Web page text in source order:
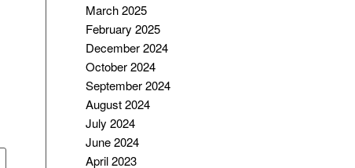
March 2025
February 2025
December 2024
October 2024
September 2024
August 2024
July 2024
June 2024
April 2023